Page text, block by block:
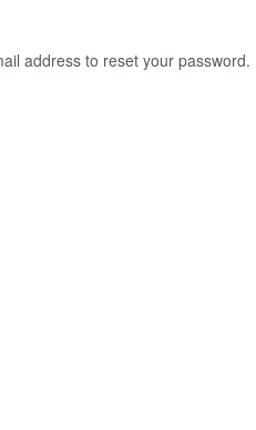
address to reset your password.